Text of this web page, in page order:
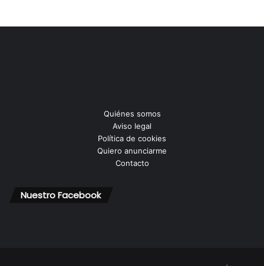
Quiénes somos
Aviso legal
Política de cookies
Quiero anunciarme
Contacto
Nuestro Facebook